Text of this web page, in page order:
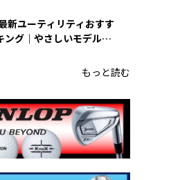
新ユーティリティおすす
ング｜やさしいモデルの
もっと読む